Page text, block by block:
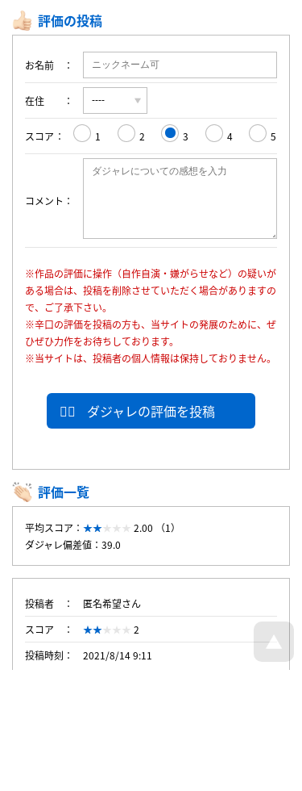
評価の投稿
お名前
在住
スコア 1 2 3 4 5
コメント
※作品の評価に操作（自作自演・嫌がらせなど）の疑いが
ある場合は、投稿を削除させていただく場合がありますの
で、ご了承下さい。
※辛口の評価を投稿の方も、当サイトの発展のために、ぜ
ひぜひ力作をお待ちしております。
※当サイトは、投稿者の個人情報は保持しておりません。
ダジャレの評価を投稿
評価一覧
平均スコア：
2.00 （1）
ダジャレ偏差値：39.0
投稿者
匿名希望さん
スコア
2
投稿時刻
2021/8/14 9:11